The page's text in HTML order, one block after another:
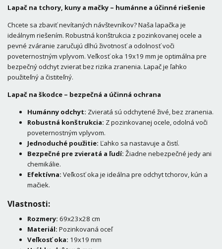
Lapač na tchory, kuny a mačky – humánne a účinné riešenie
Chcete sa zbaviť nevítaných návštevníkov? Naša lapačka je
ideálnym riešením. Robustná konštrukcia z pozinkovanej ocele a
pevné zváranie zaručujú dlhú životnosť a odolnosť voči
poveternostným vplyvom. Veľkosť oka 19x19 mm je optimálna pre
bezpečný odchyt zvierat bez rizika zranenia. Lapač je ľahko
použiteľný a čistiteľný.
Lapač na škodce – bezpečná a účinná ochrana
Humánny odchyt: Zvieratá sú odchytené živé, bez zranenia.
Robustná konštrukcia: Z pozinkovanej ocele, odolná voči
poveternostným vplyvom.
Jednoduché použitie: Ľahko sa nastavuje a čistí.
Bezpečné pre zvieratá a ľudí: Žiadne nebezpečné jedy ani
chemikálie.
Efektívna: Veľkosť oka je ideálna pre odchyt tchorov, kún a
mačiek.
Vlastnosti:
Rozmery: 69x23x28 cm
Materiál: Pozinkovaná oceľ
Veľkosť oka: 19x19 mm